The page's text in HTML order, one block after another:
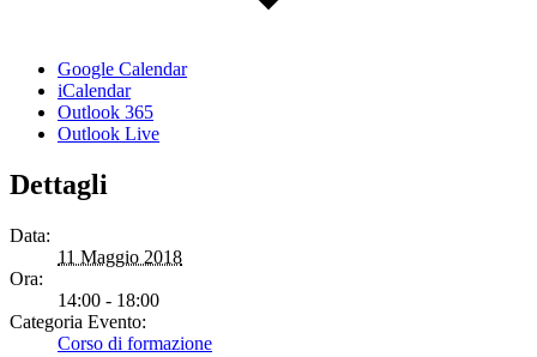
Google Calendar
iCalendar
Outlook 365
Outlook Live
Dettagli
Data:
11 Maggio 2018
Ora:
14:00 - 18:00
Categoria Evento:
Corso di formazione